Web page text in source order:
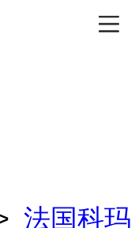
法国科玛